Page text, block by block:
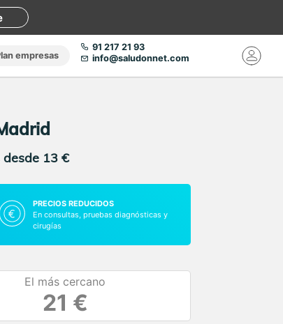
empresas
91 217 21 93
info@saludonnet.com
desde 13 €
PRECIOS REDUCIDOS
En consultas, pruebas diagnósticas y
cirugías
El más cercano
21 €